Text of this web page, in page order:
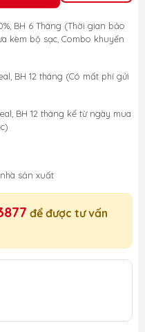
BH 6 Tháng (Thời gian bảo
kèm bộ sạc, Combo khuyến
BH 12 tháng (Có mất phí gửi
BH 12 tháng kể từ ngày mua
sản xuất
để được tư vấn